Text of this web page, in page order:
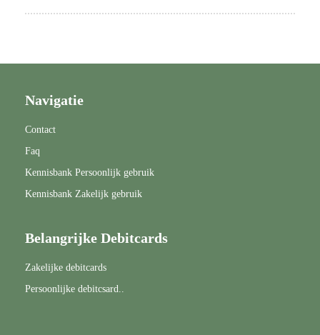
Navigatie
Contact
Faq
Kennisbank Persoonlijk gebruik
Kennisbank Zakelijk gebruik
Belangrijke Debitcards
Zakelijke debitcards
Persoonlijke debitcsard..